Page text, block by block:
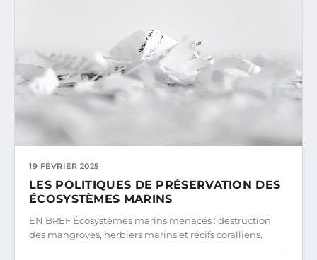
19 FÉVRIER 2025
LES POLITIQUES DE PRÉSERVATION DES
ÉCOSYSTÈMES MARINS
EN BREF Écosystèmes marins menacés : destruction
des mangroves, herbiers marins et récifs coralliens.